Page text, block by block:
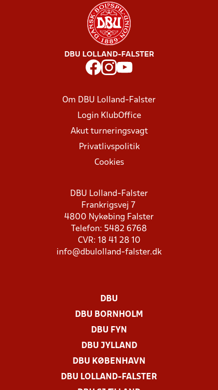
DBU LOLLAND-FALSTER
Om DBU Lolland-Falster
Login KlubOffice
Akut turneringsvagt
Privatlivspolitik
Cookies
DBU Lolland-Falster
Frankrigsvej 7
4800 Nykøbing Falster
Telefon: 5482 6768
CVR: 18 41 28 10
info@dbulolland-falster.dk
DBU
DBU BORNHOLM
DBU FYN
DBU JYLLAND
DBU KØBENHAVN
DBU LOLLAND-FALSTER